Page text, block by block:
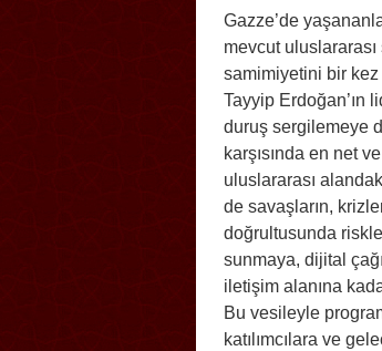
Gazze’de
mevcut
samimiyetini bir kez
Tayyip Erdoğan’ın
duruş sergilemeye
karşısında en net
uluslararası
de savaşların,
doğrultusunda
sunmaya, dijital
iletişim alanına
Bu vesileyle
katılımcılara ve